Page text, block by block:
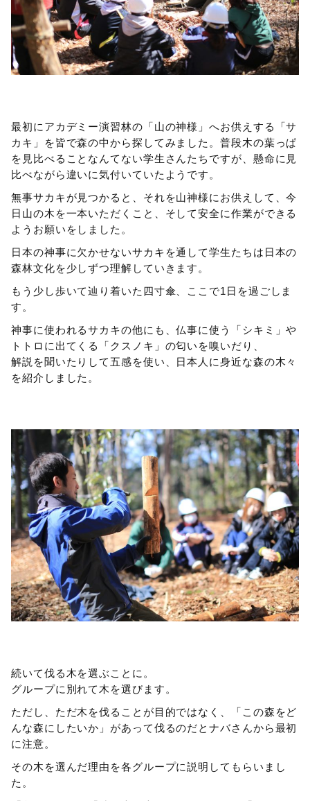
最初にアカデミー演習林の「山の神様」へお供えする「サ
カキ」を皆で森の中から探してみました。普段木の葉っぱ
を見比べることなんてない学生さんたちですが、懸命に見
比べながら違いに気付いていたようです。
無事サカキが見つかると、それを山神様にお供えして、今
日山の木を一本いただくこと、そして安全に作業ができる
ようお願いをしました。
日本の神事に欠かせないサカキを通して学生たちは日本の
森林文化を少しずつ理解していきます。
もう少し歩いて辿り着いた四寸傘、ここで1日を過ごしま
す。
神事に使われるサカキの他にも、仏事に使う「シキミ」や
トトロに出てくる「クスノキ」の匂いを嗅いだり、
解説を聞いたりして五感を使い、日本人に身近な森の木々
を紹介しました。
続いて伐る木を選ぶことに。
グループに別れて木を選びます。
ただし、ただ木を伐ることが目的ではなく、「この森をど
んな森にしたいか」があって伐るのだとナバさんから最初
に注意。
その木を選んだ理由を各グループに説明してもらいまし
た。